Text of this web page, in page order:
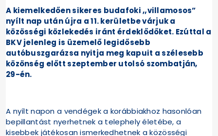
A kiemelkedően sikeres budafoki „villamosos”
nyílt nap után újra a 11. kerületbe várjuk a
közösségi közlekedés iránt érdeklődőket. Ezúttal a
BKV jelenleg is üzemelő legidősebb
autóbuszgarázsa nyitja meg kapuit a szélesebb
közönség előtt szeptember utolsó szombatján,
29-én.
A nyílt napon a vendégek a korábbiakhoz hasonlóan
bepillantást nyerhetnek a telephely életébe, a
kisebbek játékosan ismerkedhetnek a közösségi